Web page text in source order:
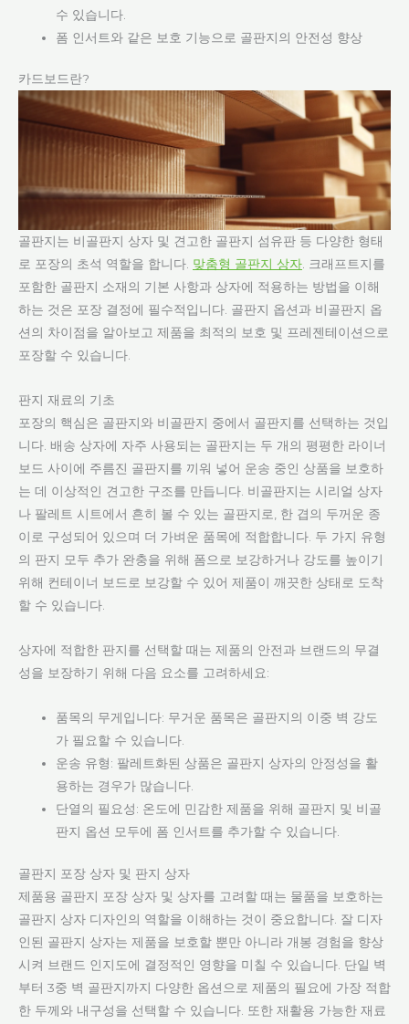
수 있습니다.
폼 인서트와 같은 보호 기능으로 골판지의 안전성 향상
카드보드란?
골판지는 비골판지 상자 및 견고한 골판지 섬유판 등 다양한 형태
로 포장의 초석 역할을 합니다. 맞춤형 골판지 상자. 크래프트지를
포함한 골판지 소재의 기본 사항과 상자에 적용하는 방법을 이해
하는 것은 포장 결정에 필수적입니다. 골판지 옵션과 비골판지 옵
션의 차이점을 알아보고 제품을 최적의 보호 및 프레젠테이션으로
포장할 수 있습니다.
판지 재료의 기초
포장의 핵심은 골판지와 비골판지 중에서 골판지를 선택하는 것입
니다. 배송 상자에 자주 사용되는 골판지는 두 개의 평평한 라이너
보드 사이에 주름진 골판지를 끼워 넣어 운송 중인 상품을 보호하
는 데 이상적인 견고한 구조를 만듭니다. 비골판지는 시리얼 상자
나 팔레트 시트에서 흔히 볼 수 있는 골판지로, 한 겹의 두꺼운 종
이로 구성되어 있으며 더 가벼운 품목에 적합합니다. 두 가지 유형
의 판지 모두 추가 완충을 위해 폼으로 보강하거나 강도를 높이기
위해 컨테이너 보드로 보강할 수 있어 제품이 깨끗한 상태로 도착
할 수 있습니다.
상자에 적합한 판지를 선택할 때는 제품의 안전과 브랜드의 무결
성을 보장하기 위해 다음 요소를 고려하세요:
품목의 무게입니다: 무거운 품목은 골판지의 이중 벽 강도
가 필요할 수 있습니다.
운송 유형: 팔레트화된 상품은 골판지 상자의 안정성을 활
용하는 경우가 많습니다.
단열의 필요성: 온도에 민감한 제품을 위해 골판지 및 비골
판지 옵션 모두에 폼 인서트를 추가할 수 있습니다.
골판지 포장 상자 및 판지 상자
제품용 골판지 포장 상자 및 상자를 고려할 때는 물품을 보호하는
골판지 상자 디자인의 역할을 이해하는 것이 중요합니다. 잘 디자
인된 골판지 상자는 제품을 보호할 뿐만 아니라 개봉 경험을 향상
시켜 브랜드 인지도에 결정적인 영향을 미칠 수 있습니다. 단일 벽
부터 3중 벽 골판지까지 다양한 옵션으로 제품의 필요에 가장 적합
한 두께와 내구성을 선택할 수 있습니다. 또한 재활용 가능한 재료